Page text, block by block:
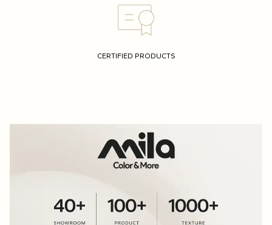
CERTIFIED PRODUCTS